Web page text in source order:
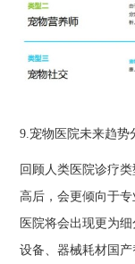
9.宠物医院未来趋势
回顾人类医院诊疗
高后，会更倾向于
医院将会出现更为
设备、器械耗材国